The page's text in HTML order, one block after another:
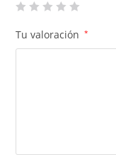
Tu valoración *